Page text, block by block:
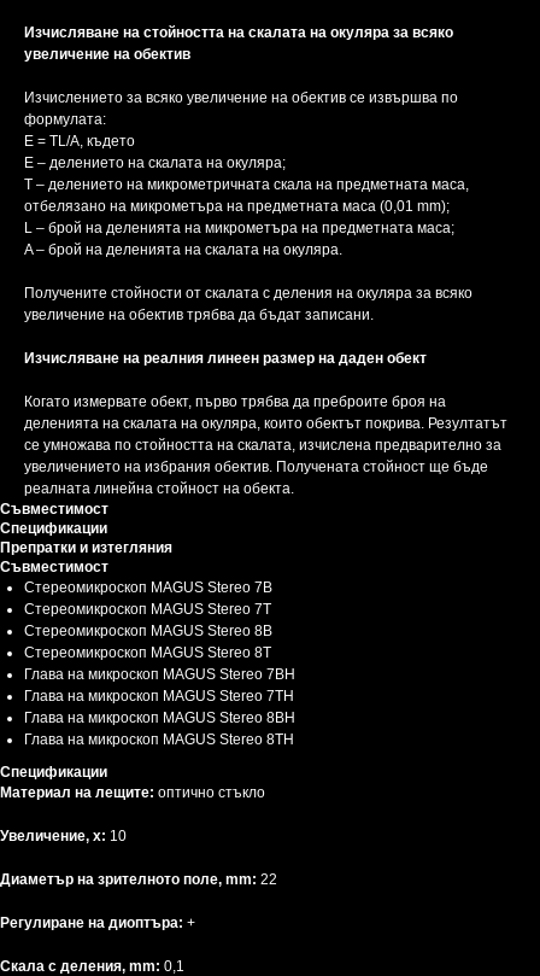
Изчисляване на стойността на скалата на окуляра за всяко
увеличение на обектив
Изчислението за всяко увеличение на обектив се извършва по
формулата:
E = TL/A, където
E – делението на скалата на окуляра;
T – делението на микрометричната скала на предметната маса,
отбелязано на микрометъра на предметната маса (0,01 mm);
L – брой на деленията на микрометъра на предметната маса;
A – брой на деленията на скалата на окуляра.
Получените стойности от скалата с деления на окуляра за всяко
увеличение на обектив трябва да бъдат записани.
Изчисляване на реалния линеен размер на даден обект
Когато измервате обект, първо трябва да преброите броя на
деленията на скалата на окуляра, които обектът покрива. Резултатът
се умножава по стойността на скалата, изчислена предварително за
увеличението на избрания обектив. Получената стойност ще бъде
реалната линейна стойност на обекта.
Съвместимост
Спецификации
Препратки и изтегляния
Съвместимост
Стереомикроскоп MAGUS Stereo 7B
Стереомикроскоп MAGUS Stereo 7T
Стереомикроскоп MAGUS Stereo 8B
Стереомикроскоп MAGUS Stereo 8T
Глава на микроскоп MAGUS Stereo 7BH
Глава на микроскоп MAGUS Stereo 7TH
Глава на микроскоп MAGUS Stereo 8BH
Глава на микроскоп MAGUS Stereo 8TH
Спецификации
Материал на лещите: оптично стъкло
Увеличение, x: 10
Диаметър на зрителното поле, mm: 22
Регулиране на диоптъра: +
Скала с деления, mm: 0,1